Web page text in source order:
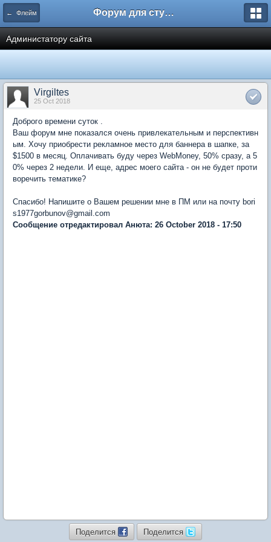
← Флейм Форум для студента СГА
Администатору сайта
Virgiltes
25 Oct 2018
Доброго времени суток .
Ваш форум мне показался очень привлекательным и перспективн
ым. Хочу приобрести рекламное место для баннера в шапке, за
$1500 в месяц. Оплачивать буду через WebMoney, 50% сразу, а 5
0% через 2 недели. И еще, адрес моего сайта - он не будет проти
воречить тематике?
Спасибо! Напишите о Вашем решении мне в ПМ или на почту bori
s1977gorbunov@gmail.com
Сообщение отредактировал Анюта: 26 October 2018 - 17:50
Поделится Поделится